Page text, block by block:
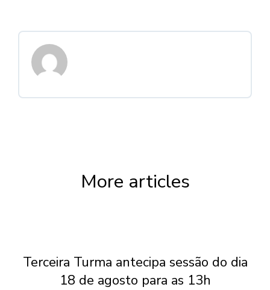
More articles
Terceira Turma antecipa sessão do dia
18 de agosto para as 13h